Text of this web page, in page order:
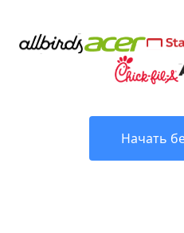
Начать